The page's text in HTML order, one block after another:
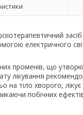
електричного
променів, що
лікування
тіло хворого,
побічних